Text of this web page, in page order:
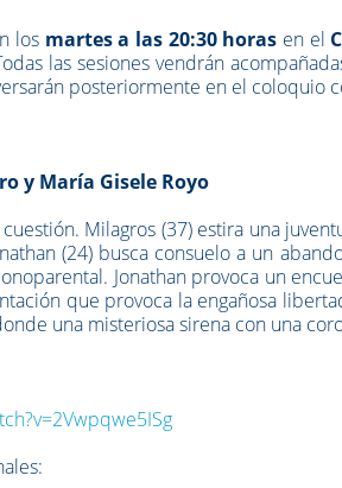
los martes a las 20:30 horas en el
las sesiones vendrán
posteriormente en el coloquio
y María Gisele Royo
Milagros (37) estira una
(24) busca consuelo a un
Jonathan provoca un
que provoca la engañosa
una misteriosa sirena con una